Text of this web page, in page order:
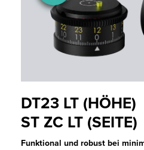
DT23 LT
ST ZC LT (SEITE)
Funktional und robust bei